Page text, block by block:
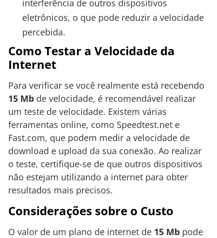
interferência de outros dispositivos
eletrônicos, o que pode reduzir a velocidade
percebida.
Como Testar a Velocidade da
Internet
Para verificar se você realmente está recebendo
15 Mb de velocidade, é recomendável realizar
um teste de velocidade. Existem várias
ferramentas online, como Speedtest.net e
Fast.com, que podem medir a velocidade de
download e upload da sua conexão. Ao realizar
o teste, certifique-se de que outros dispositivos
não estejam utilizando a internet para obter
resultados mais precisos.
Considerações sobre o Custo
O valor de um plano de internet de 15 Mb pode